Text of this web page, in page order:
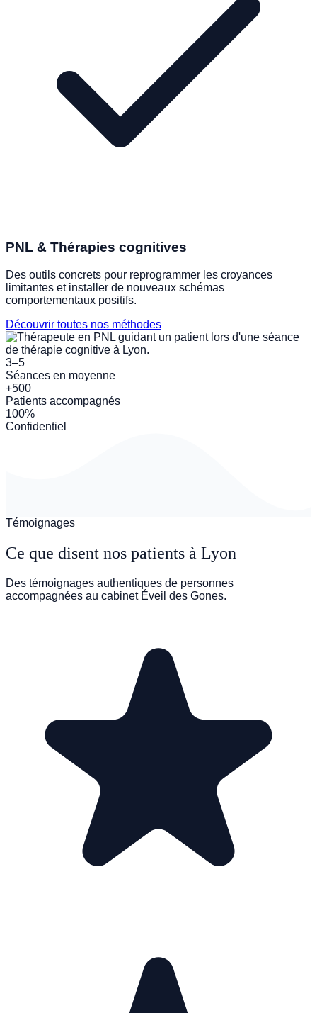
PNL & Thérapies cognitives
Des outils concrets pour reprogrammer les croyances
limitantes et installer de nouveaux schémas
comportementaux positifs.
Découvrir toutes nos méthodes
3–5
Séances en moyenne
+500
Patients accompagnés
100%
Confidentiel
Témoignages
Ce que disent nos patients à Lyon
Des témoignages authentiques de personnes
accompagnées au cabinet Éveil des Gones.